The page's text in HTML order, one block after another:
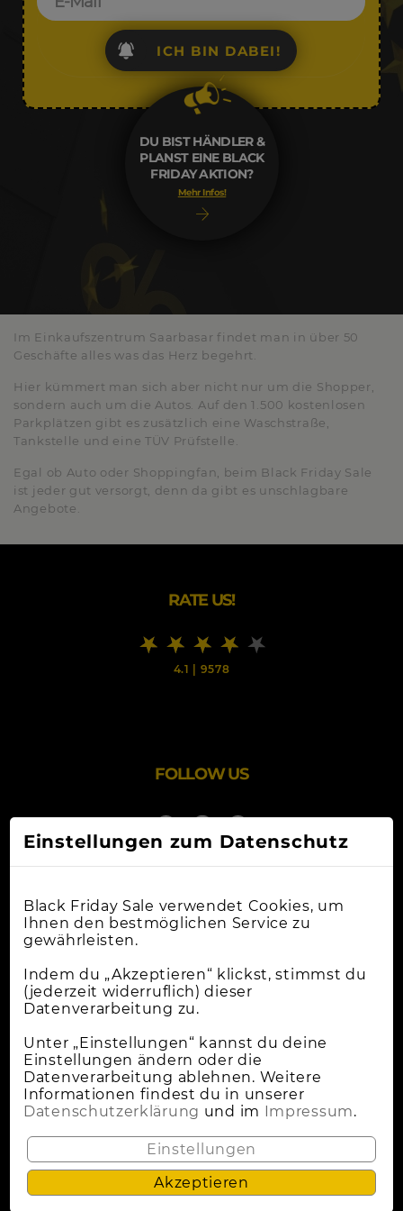
DU BIST HÄNDLER &
PLANST EINE BLACK
FRIDAY AKTION?
Mehr Infos!
ICH BIN DABEI!
Im Einkaufszentrum Saarbasar findet man in über 50
Geschäfte alles was das Herz begehrt.
Hier kümmert man sich aber nicht nur um die Shopper,
sondern auch um die Autos. Auf den 1.500 kostenlosen
Parkplätzen gibt es zusätzlich eine Waschstraße,
Tankstelle und eine TÜV Prüfstelle.
Egal ob Auto oder Shoppingfan, beim Black Friday Sale
ist jeder gut versorgt, denn da gibt es unschlagbare
Angebote.
RATE US!
4.1 | 9578
FOLLOW US
Online-Shops
Apple Deals
Cybermonday
News
Wann Ist Black Friday?
Impressum
Einstellungen zum Datenschutz
Black Friday Sale verwendet Cookies, um
Ihnen den bestmöglichen Service zu
gewährleisten.
Indem du „Akzeptieren“ klickst, stimmst du
(jederzeit widerruflich) dieser
Datenverarbeitung zu.
Unter „Einstellungen“ kannst du deine
Einstellungen ändern oder die
Datenverarbeitung ablehnen. Weitere
Informationen findest du in unserer
Datenschutzerklärung und im Impressum.
Einstellungen
Akzeptieren